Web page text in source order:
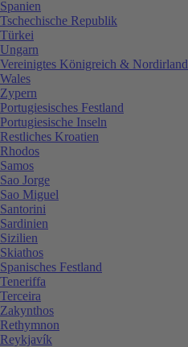
Spanien
Tschechische Republik
Türkei
Ungarn
Vereinigtes Königreich & Nordirland
Wales
Zypern
Portugiesisches Festland
Portugiesische Inseln
Restliches Kroatien
Rhodos
Samos
Sao Jorge
Sao Miguel
Santorini
Sardinien
Sizilien
Skiathos
Spanisches Festland
Teneriffa
Terceira
Zakynthos
Rethymnon
Reykjavík